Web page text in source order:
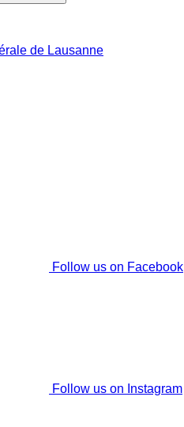
Follow us on Facebook
Follow us on Instagram